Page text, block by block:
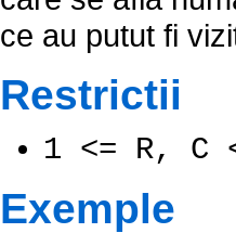
ce au putut fi
Restrictii
1 <= R, C
Exemple